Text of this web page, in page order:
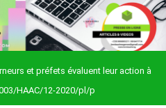
et préfets évaluent leur action à
Blitta
HAAC/12-2020/pl/p